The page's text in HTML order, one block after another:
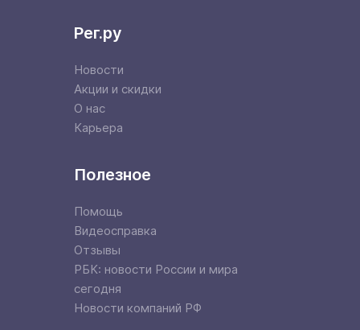
Рег.ру
Новости
Акции и скидки
О нас
Карьера
Полезное
Помощь
Видеосправка
Отзывы
РБК: новости России и мира
сегодня
Новости компаний РФ